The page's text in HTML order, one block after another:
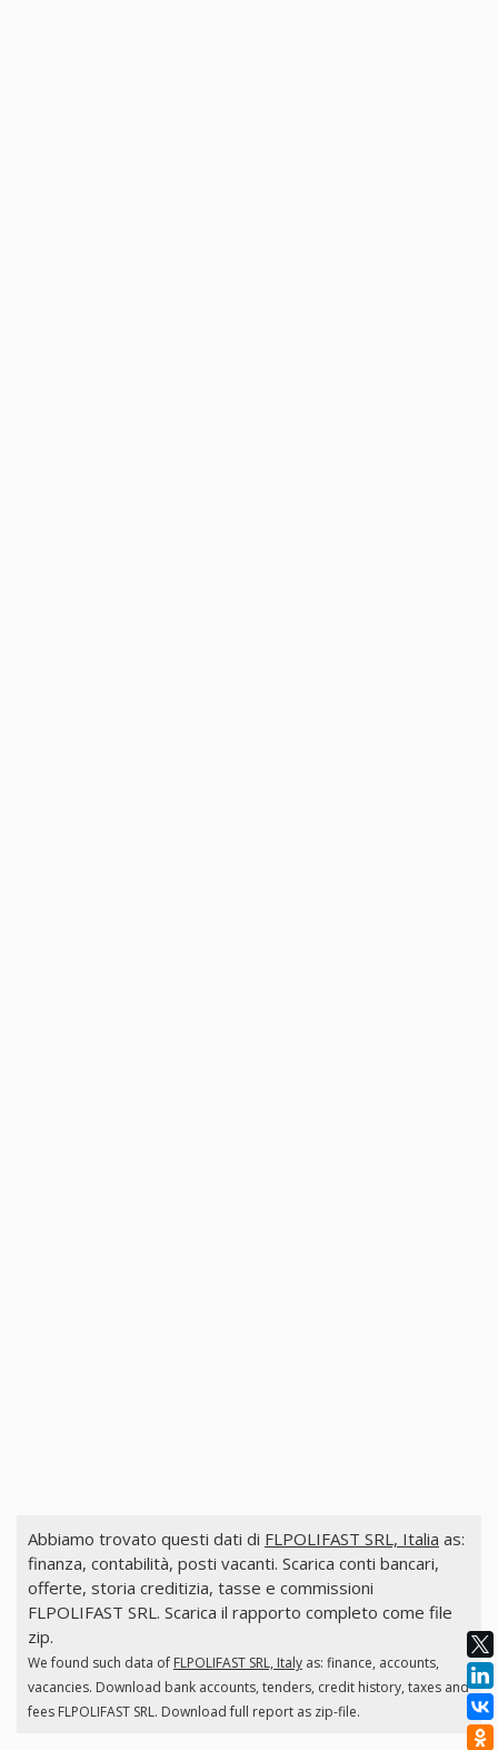
Abbiamo trovato questi dati di FLPOLIFAST SRL, Italia as:
finanza, contabilità, posti vacanti. Scarica conti bancari,
offerte, storia creditizia, tasse e commissioni
FLPOLIFAST SRL. Scarica il rapporto completo come file
zip.
We found such data of FLPOLIFAST SRL, Italyas: finance, accounts,
vacancies. Download bank accounts, tenders, credit history, taxes and
fees FLPOLIFAST SRL. Download full report as zip-file.